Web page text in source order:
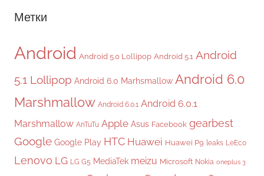
Метки
Android Android 5.0 Lollipop Android 5.1 Android
5.1 Lollipop Android 6.0 Marhsmallow Android 6.0
Marshmallow Android 6.0.1 Android 6.0.1
Marshmallow AnTuTu Apple Asus Facebook gearbest
Google Google Play HTC Huawei Huawei P9 leaks LeEco
Lenovo LG LG G5 MediaTek meizu Microsoft Nokia oneplus 3